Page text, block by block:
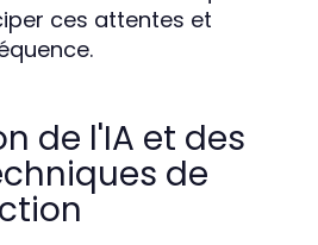
ces attentes et
de l'IA et des
de